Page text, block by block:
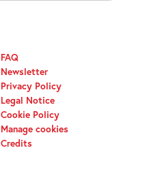
FAQ
Newsletter
Privacy Policy
Legal Notice
Cookie Policy
Manage cookies
Credits